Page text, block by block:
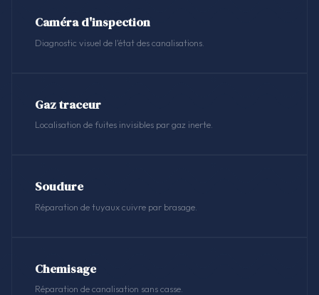
Caméra d'inspection
Diagnostic visuel de l'état des canalisations.
Gaz traceur
Localisation de fuites invisibles par gaz inerte.
Soudure
Réparation de tuyaux cuivre par brasage.
Chemisage
Réparation de canalisation sans casse.